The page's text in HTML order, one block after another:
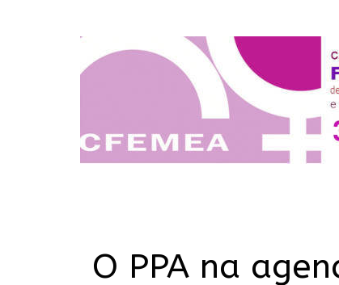
O PPA na